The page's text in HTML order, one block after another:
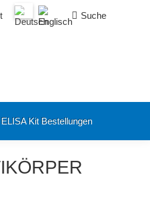
Search:
Suche
ELISA Kit Bestellungen